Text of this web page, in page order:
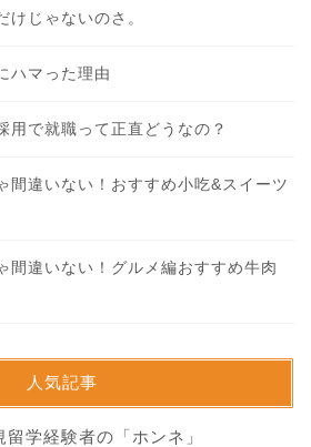
けじゃないのさ。
ハマった理由
用で就職って正直どうなの？
間違いない！おすすめ小吃&スイーツ
間違いない！グルメ編おすすめ牛肉
人気記事
留学経験者の「ホンネ」